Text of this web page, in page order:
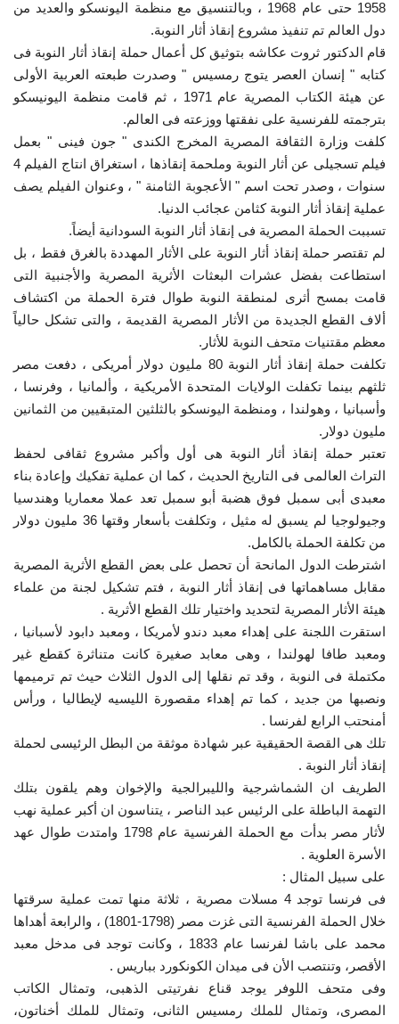
1958 حتى عام 1968 ، وبالتنسيق مع منظمة اليونسكو والعديد من
دول العالم تم تنفيذ مشروع إنقاذ أثار النوبة.
قام الدكتور ثروت عكاشه بتوثيق كل أعمال حملة إنقاذ أثار النوبة فى
كتابه " إنسان العصر يتوج رمسيس " وصدرت طبعته العربية الأولى
عن هيئة الكتاب المصرية عام 1971 ، ثم قامت منظمة اليونيسكو
بترجمته للفرنسية على نفقتها ووزعته فى العالم.
كلفت وزارة الثقافة المصرية المخرج الكندى " جون فينى " بعمل
فيلم تسجيلى عن أثار النوبة وملحمة إنقاذها ، استغراق انتاج الفيلم 4
سنوات ، وصدر تحت اسم " الأعجوبة الثامنة " ، وعنوان الفيلم يصف
عملية إنقاذ أثار النوبة كثامن عجائب الدنيا.
تسببت الحملة المصرية فى إنقاذ أثار النوبة السودانية أيضاً.
لم تقتصر حملة إنقاذ أثار النوبة على الأثار المهددة بالغرق فقط ، بل
استطاعت بفضل عشرات البعثات الأثرية المصرية والأجنبية التى
قامت بمسح أثرى لمنطقة النوبة طوال فترة الحملة من اكتشاف
ألاف القطع الجديدة من الأثار المصرية القديمة ، والتى تشكل حالياً
معظم مقتنيات متحف النوبة للأثار.
تكلفت حملة إنقاذ أثار النوبة 80 مليون دولار أمريكى ، دفعت مصر
ثلثهم بينما تكفلت الولايات المتحدة الأمريكية ، وألمانيا ، وفرنسا ،
وأسبانيا ، وهولندا ، ومنظمة اليونسكو بالثلثين المتبقيين من الثمانين
مليون دولار.
تعتبر حملة إنقاذ أثار النوبة هى أول وأكبر مشروع ثقافى لحفظ
التراث العالمى فى التاريخ الحديث ، كما ان عملية تفكيك وإعادة بناء
معبدى أبى سمبل فوق هضبة أبو سمبل تعد عملا معماريا وهندسيا
وجيولوجيا لم يسبق له مثيل ، وتكلفت بأسعار وقتها 36 مليون دولار
من تكلفة الحملة بالكامل.
اشترطت الدول المانحة أن تحصل على بعض القطع الأثرية المصرية
مقابل مساهماتها فى إنقاذ أثار النوبة ، فتم تشكيل لجنة من علماء
هيئة الأثار المصرية لتحديد واختيار تلك القطع الأثرية .
استقرت اللجنة على إهداء معبد دندو لأمريكا ، ومعبد دابود لأسبانيا ،
ومعبد طافا لهولندا ، وهى معابد صغيرة كانت متناثرة كقطع غير
مكتملة فى النوبة ، وقد تم نقلها إلى الدول الثلاث حيث تم ترميمها
ونصبها من جديد ، كما تم إهداء مقصورة الليسيه لإيطاليا ، ورأس
أمنحتب الرابع لفرنسا .
تلك هى القصة الحقيقية عبر شهادة موثقة من البطل الرئيسى لحملة
إنقاذ أثار النوبة .
الطريف ان الشماشرجية والليبرالجية والإخوان وهم يلقون بتلك
التهمة الباطلة على الرئيس عبد الناصر ، يتناسون ان أكبر عملية نهب
لأثار مصر بدأت مع الحملة الفرنسية عام 1798 وامتدت طوال عهد
الأسرة العلوية .
على سبيل المثال :
فى فرنسا توجد 4 مسلات مصرية ، ثلاثة منها تمت عملية سرقتها
خلال الحملة الفرنسية التى غزت مصر (1798-1801) ، والرابعة أهداها
محمد على باشا لفرنسا عام 1833 ، وكانت توجد فى مدخل معبد
الأقصر، وتنتصب الأن فى ميدان الكونكورد بباريس .
وفى متحف اللوفر يوجد قناع نفرتيتى الذهبى، وتمثال الكاتب
المصرى، وتمثال للملك رمسيس الثانى، وتمثال للملك أخناتون،